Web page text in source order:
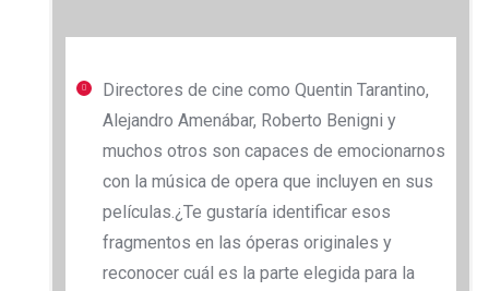
Directores de cine como Quentin Tarantino,
Alejandro Amenábar, Roberto Benigni y
muchos otros son capaces de emocionarnos
con la música de opera que incluyen en sus
películas.¿Te gustaría identificar esos
fragmentos en las óperas originales y
reconocer cuál es la parte elegida para la